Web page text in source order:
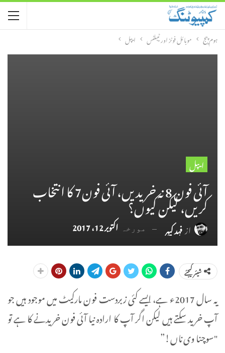
ہوم پیج موبائل فونز اور ٹیبلٹس ایپل
ایپل
آئی فون 8 نہ خریدیں، آئی فون7 کا انتخاب
کریں، لیکن کیوں؟
ازفہد کیہر مورخہ اکتوبر 12، 2017
شیئر کیجئے
یہ سال 2017ء ہے، ایسے کئی زبردست فون مارکیٹ میں موجود ہیں جو
آپ خرید سکتے ہیں لیکن اگر آپ کا ارادہ نیا آئی فون خریدنے کا ہے تو
"سوچنا وی ناں!”